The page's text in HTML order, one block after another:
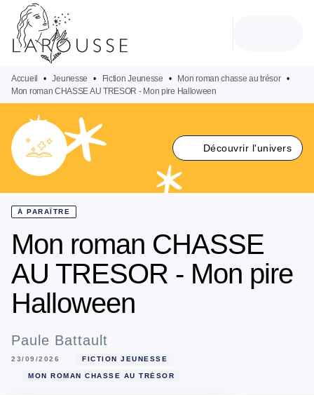
MENU
PIED DE PAGE
Accueil • Jeunesse • Fiction Jeunesse • Mon roman chasse au trésor
•
Mon roman CHASSE AU TRESOR - Mon pire Halloween
Découvrir l'univers
À PARAÎTRE
Mon roman CHASSE
AU TRESOR - Mon pire
Halloween
Paule Battault
23/09/2026 FICTION JEUNESSE
MON ROMAN CHASSE AU TRÉSOR